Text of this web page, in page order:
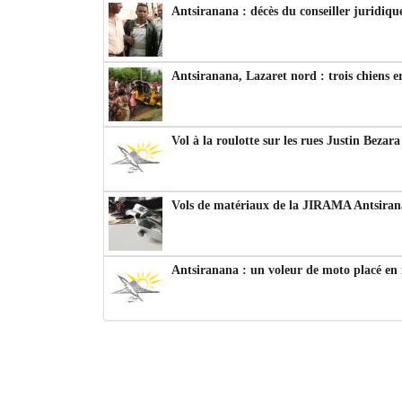
Antsiranana : décès du conseiller
Antsiranana, Lazaret nord : trois chiens
Vol à la roulotte sur les rues Justin
Vols de matériaux de la JIRAMA
Antsiranana : un voleur de moto placé en